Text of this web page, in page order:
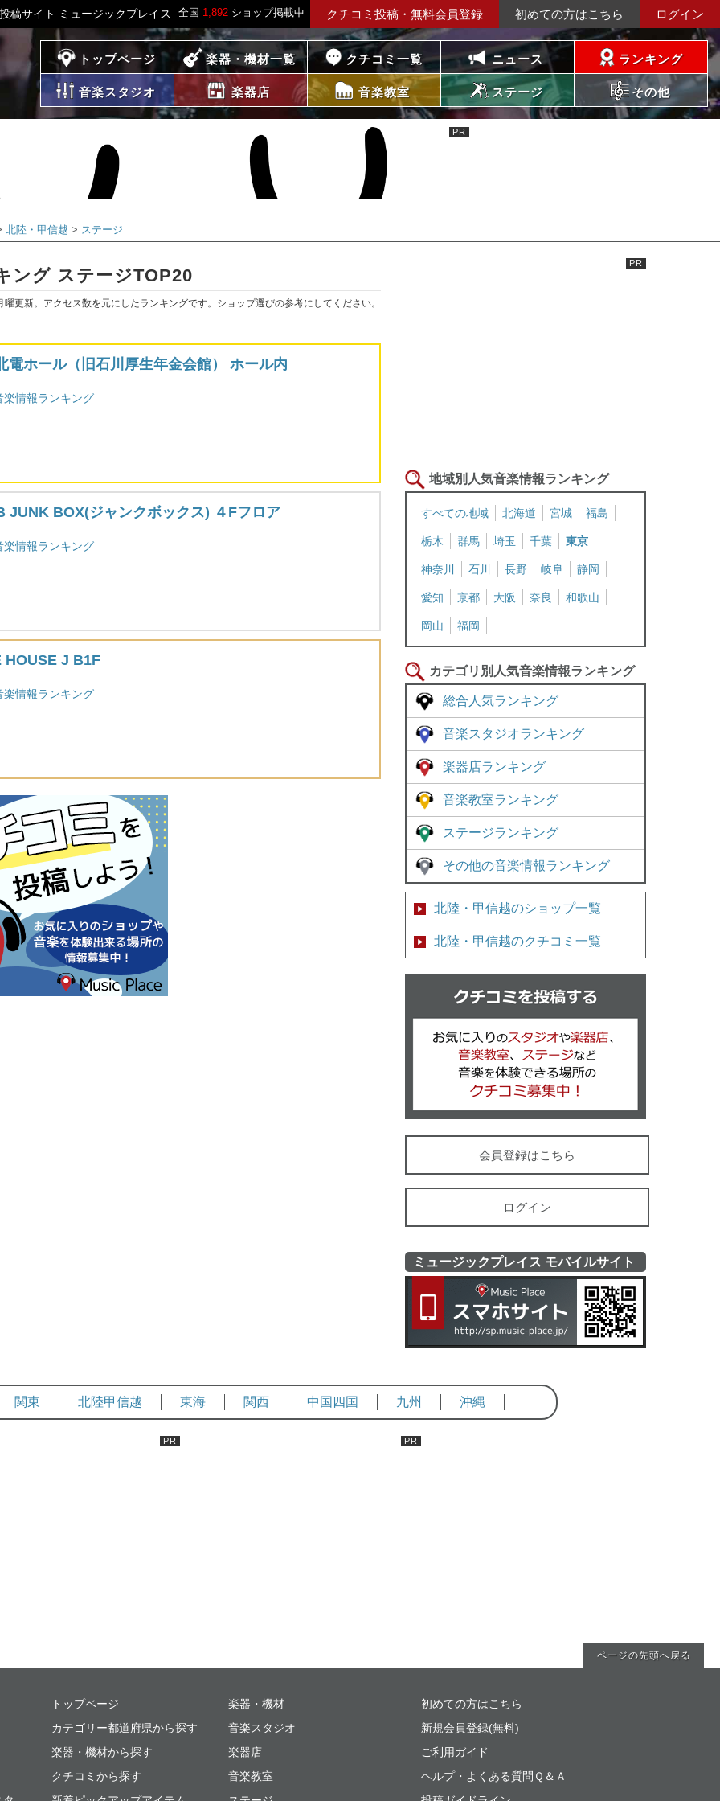
全国 1,892 ショップ掲載中 クチコミ投稿・無料会員登録 初めての方はこちら ログイン
稿サイト ミュージックプレイス
イス トップページ 楽器・機材一覧 クチコミ一覧 ニュース ランキング
音楽スタジオ 楽器店 音楽教室 ステージ その他
北陸・甲信越 ステージ
ング ステージTOP20
曜更新。アクセス数を元にしたランキングです。ショップ選びの参考にしてください。
電ホール（旧石川厚生年金会館） ホール内
楽情報ランキング
JUNK BOX(ジャンクボックス) ４Fフロア
楽情報ランキング
HOUSE J B1F
楽情報ランキング
地域別人気音楽情報ランキング
すべての地域 北海道 宮城 福島
栃木 群馬 埼玉 千葉 東京
神奈川 石川 長野 岐阜 静岡
愛知 京都 大阪 奈良 和歌山
岡山 福岡
カテゴリ別人気音楽情報ランキング
総合人気ランキング
音楽スタジオランキング
楽器店ランキング
音楽教室ランキング
ステージランキング
その他の音楽情報ランキング
北陸・甲信越のショップ一覧
北陸・甲信越のクチコミ一覧
会員登録はこちら
ログイン
ミュージックプレイス モバイルサイト
関東 北陸甲信越 東海 関西 中国四国 九州 沖縄
ページの先頭へ戻る
ミュージックプレイス
トップページ
カテゴリー都道府県から探す
楽器・機材から探す
クチコミから探す
楽器・機材
音楽スタジオ
楽器店
音楽教室
初めての方はこちら
新規会員登録(無料)
ご利用ガイド
ヘルプ・よくある質問Ｑ＆Ａ